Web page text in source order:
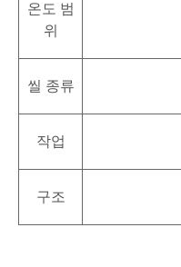
온도 범
위
씰 종류
작업
구조